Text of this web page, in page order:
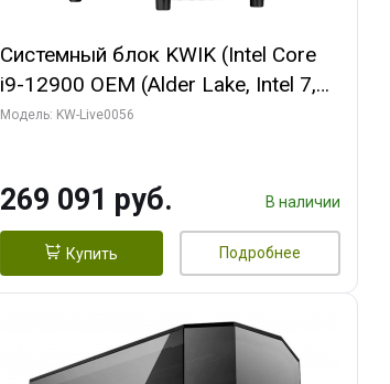
Системный блок KWIK (Intel Core
i9-12900 OEM (Alder Lake, Intel 7,
C16 8EC/8PC/T2/ 64 ГБ ОЗУ (2
ТБ SSD)
Модель: KW-Live0056
269 091 руб. В наличии
Купить Подробнее